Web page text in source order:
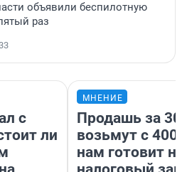
объявили беспилотную
раз
с
ли
МНЕНИЕ
Продашь за
возьмут с
нам готовит